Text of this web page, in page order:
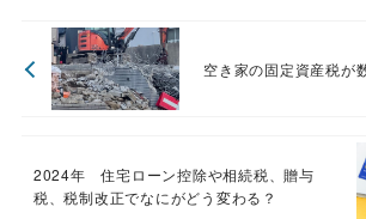
空き家の固定資産税が
2024年 住宅ローン控除や相続税、贈与
税、税制改正でなにがどう変わる？